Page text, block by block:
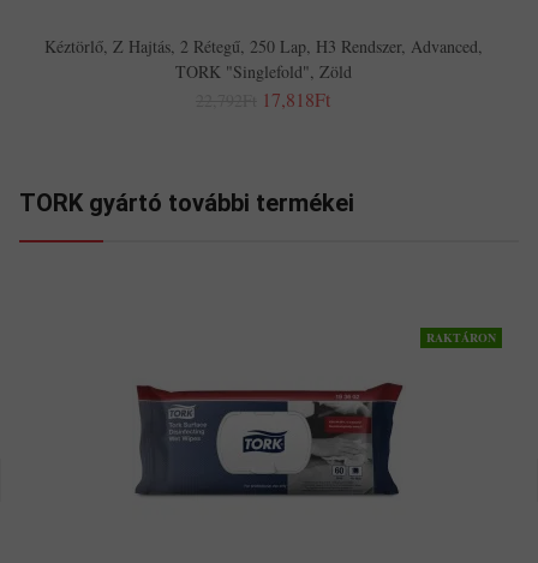
Kéztörlő, Z Hajtás, 2 Rétegű, 250 Lap, H3 Rendszer, Advanced,
TORK "Singlefold", Zöld
17,818Ft
TORK gyártó további termékei
RAKTÁRON